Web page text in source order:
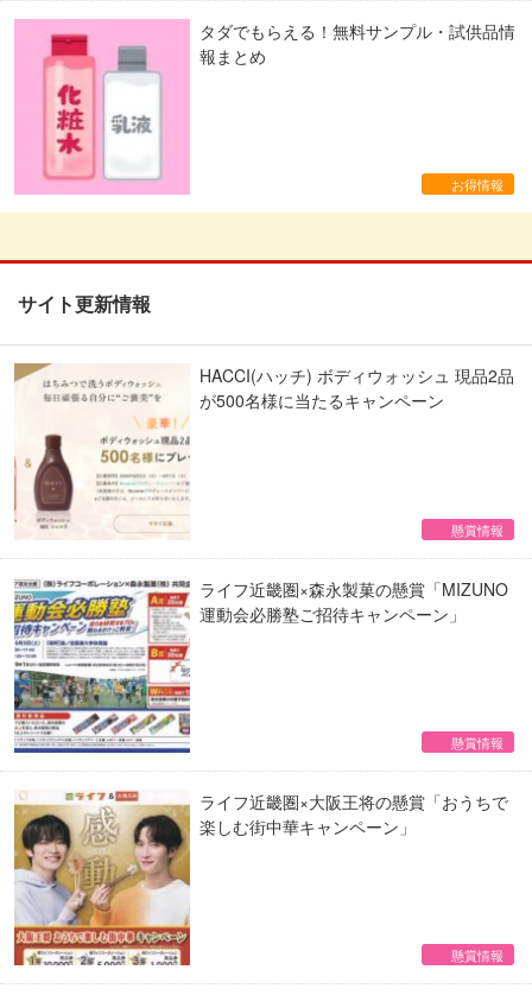
タダでもらえる！無料サンプル・試供品情
報まとめ
お得情報
サイト更新情報
HACCI(ハッチ) ボディウォッシュ 現品2品
が500名様に当たるキャンペーン
懸賞情報
ライフ近畿圏×森永製菓の懸賞「MIZUNO
運動会必勝塾ご招待キャンペーン」
懸賞情報
ライフ近畿圏×大阪王将の懸賞「おうちで
楽しむ街中華キャンペーン」
懸賞情報